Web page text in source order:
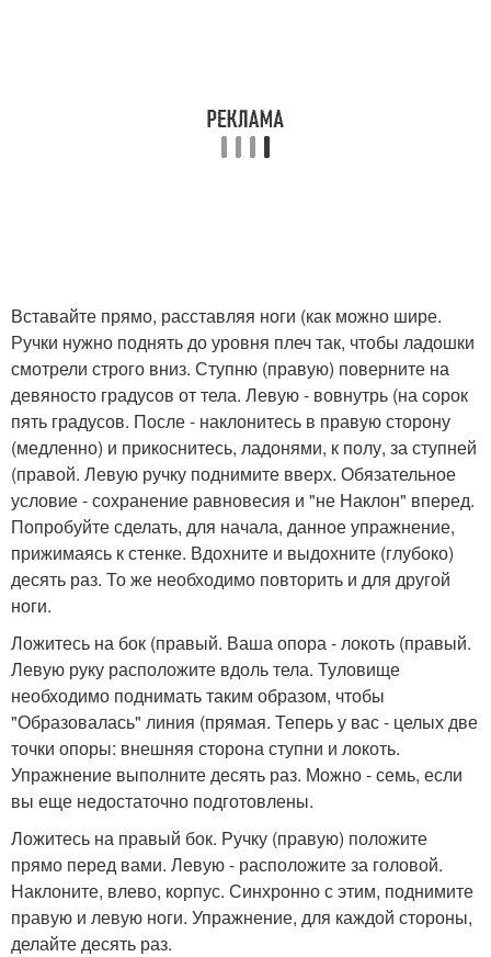
Вставайте прямо, расставляя ноги (как можно шире.
Ручки нужно поднять до уровня плеч так, чтобы ладошки
смотрели строго вниз. Ступню (правую) поверните на
девяносто градусов от тела. Левую - вовнутрь (на сорок
пять градусов. После - наклонитесь в правую сторону
(медленно) и прикоснитесь, ладонями, к полу, за ступней
(правой. Левую ручку поднимите вверх. Обязательное
условие - сохранение равновесия и "не Наклон" вперед.
Попробуйте сделать, для начала, данное упражнение,
прижимаясь к стенке. Вдохните и выдохните (глубоко)
десять раз. То же необходимо повторить и для другой
ноги.
Ложитесь на бок (правый. Ваша опора - локоть (правый.
Левую руку расположите вдоль тела. Туловище
необходимо поднимать таким образом, чтобы
"Образовалась" линия (прямая. Теперь у вас - целых две
точки опоры: внешняя сторона ступни и локоть.
Упражнение выполните десять раз. Можно - семь, если
вы еще недостаточно подготовлены.
Ложитесь на правый бок. Ручку (правую) положите
прямо перед вами. Левую - расположите за головой.
Наклоните, влево, корпус. Синхронно с этим, поднимите
правую и левую ноги. Упражнение, для каждой стороны,
делайте десять раз.